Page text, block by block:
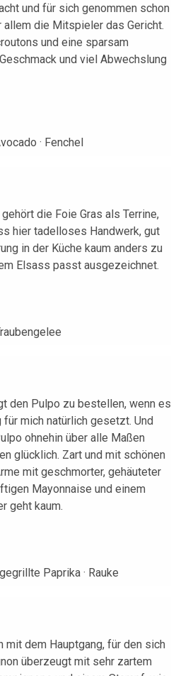
und für sich genommen schon
allem die Mitspieler das Gericht.
und eine sparsam
und viel Abwechslung
die Foie Gras als Terrine,
hier tadelloses Handwerk, gut
in der Küche kaum anders zu
Elsass passt ausgezeichnet.
den Pulpo zu bestellen, wenn es
mich natürlich gesetzt. Und
ohnehin über alle Maßen
glücklich. Zart und mit schönen
mit geschmorter, gehäuteter
Mayonnaise und einem
geht kaum.
dem Hauptgang, für den sich
überzeugt mit sehr zartem